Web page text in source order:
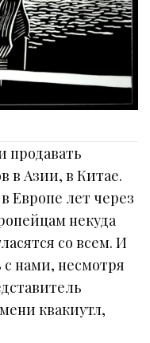
продавать
в Азии, в Китае.
Европе лет через
некуда
со всем. И
с нами, несмотря
квакиутл,